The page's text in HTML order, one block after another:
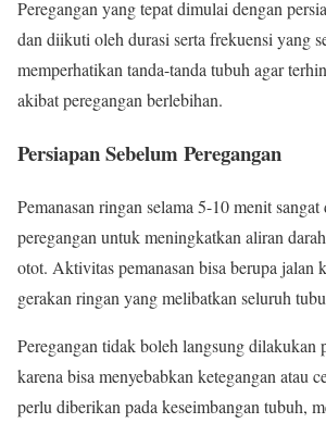
Peregangan yang tepat dimulai dengan
dan diikuti oleh durasi serta frekuensi yang
memperhatikan tanda-tanda tubuh agar
akibat peregangan berlebihan.
Persiapan Sebelum Peregangan
Pemanasan ringan selama 5-10 menit
peregangan untuk meningkatkan aliran
otot. Aktivitas pemanasan bisa berupa jalan
gerakan ringan yang melibatkan seluruh
Peregangan tidak boleh langsung dilakukan
karena bisa menyebabkan ketegangan atau
perlu diberikan pada keseimbangan tubuh,